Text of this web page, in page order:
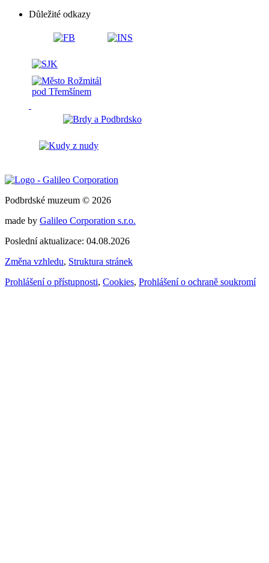
Důležité odkazy
Podbrdské muzeum © 2026
made by Galileo Corporation s.r.o.
Poslední aktualizace: 04.08.2026
Změna vzhledu, Struktura stránek
Prohlášení o přístupnosti, Cookies, Prohlášení o ochraně soukromí